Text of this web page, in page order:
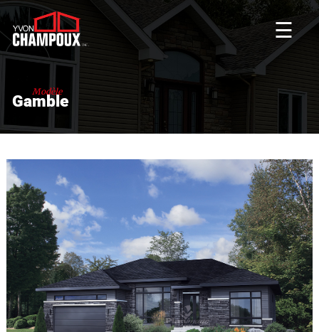
☰
Modèle
Gamble